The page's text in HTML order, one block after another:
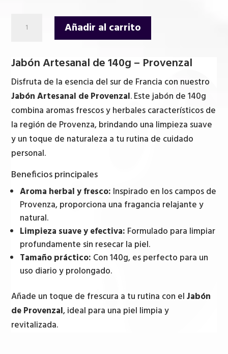
140g
-
Provenzal
cantidad
Añadir al carrito
Jabón Artesanal de 140g – Provenzal
Disfruta de la esencia del sur de Francia con nuestro
Jabón Artesanal de Provenzal. Este jabón de 140g
combina aromas frescos y herbales característicos de
la región de Provenza, brindando una limpieza suave
y un toque de naturaleza a tu rutina de cuidado
personal.
Beneficios principales
Aroma herbal y fresco: Inspirado en los campos de
Provenza, proporciona una fragancia relajante y
natural.
Limpieza suave y efectiva: Formulado para limpiar
profundamente sin resecar la piel.
Tamaño práctico: Con 140g, es perfecto para un
uso diario y prolongado.
Añade un toque de frescura a tu rutina con elJabón
de Provenzal, ideal para una piel limpia y
revitalizada.